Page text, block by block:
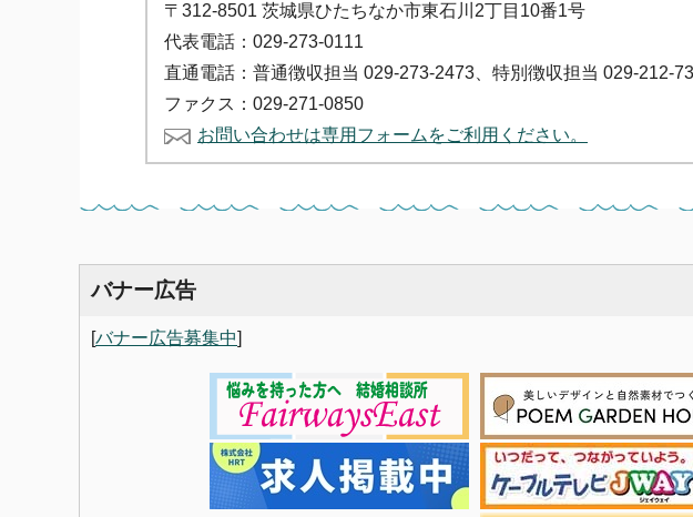
〒312-8501 茨城県ひたちなか市東石川2丁目10番1号
代表電話：029-273-0111
直通電話：普通徴収担当 029-273-2473、特別徴収担当 029-212-
ファクス：029-271-0850
お問い合わせは専用フォームをご利用ください。
バナー広告
[バナー広告募集中]